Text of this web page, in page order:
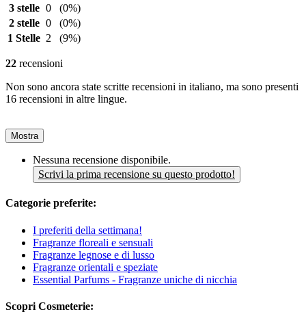
3 stelle 0
(0%)
2 stelle 0
(0%)
1 Stelle 2 (9%)
22 recensioni
Non sono ancora state scritte recensioni in italiano, ma sono presenti
16 recensioni in altre lingue.
Mostra
Nessuna recensione disponibile.
Scrivi la prima recensione su questo prodotto!
Categorie preferite:
I preferiti della settimana!
Fragranze floreali e sensuali
Fragranze legnose e di lusso
Fragranze orientali e speziate
Essential Parfums - Fragranze uniche di nicchia
Scopri Cosmeterie: